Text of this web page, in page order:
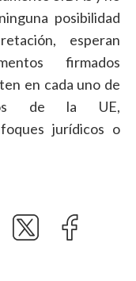
posibilidad
esperan
firmados
en cada uno de
de la UE,
jurídicos o